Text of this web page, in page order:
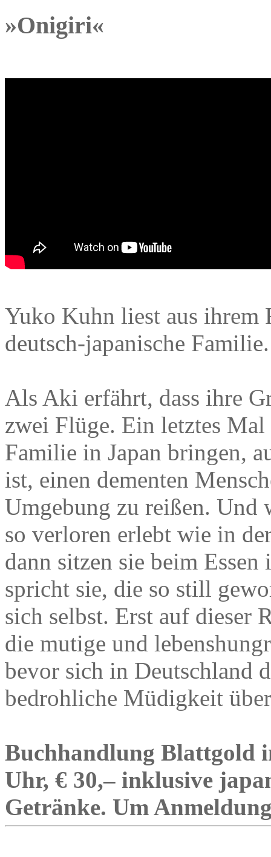
»Onigiri«
Yuko Kuhn liest aus ihrem
deutsch-japanische Familie.
Als Aki erfährt, dass ihre
zwei Flüge. Ein letztes
Familie in Japan bringen,
ist, einen dementen
Umgebung zu reißen.
so verloren erlebt wie in
dann sitzen sie beim
spricht sie, die so still
sich selbst. Erst auf dieser
die mutige und
bevor sich in Deutschland
bedrohliche Müdigkeit
Buchhandlung Blattgold
Uhr, € 30,– inklusive
Getränke. Um